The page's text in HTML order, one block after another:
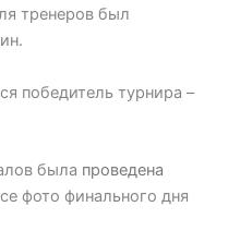
тренеров был
победитель турнира –
была проведена
фото финального дня